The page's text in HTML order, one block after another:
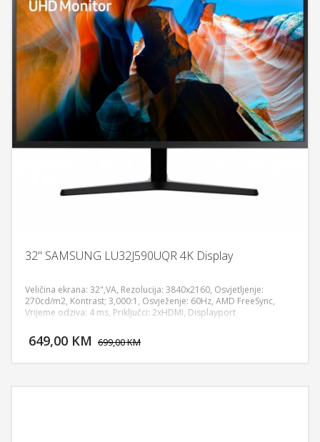
32" SAMSUNG LU32J590UQR 4K Display
Veličina ekrana: 32",VA, Rezolucija: 3840x2160, Osvjetljenje:
270cd/m2, Kontrast; 3,000:1, Osvježenje: 60Hz, AMD FreeSync,
Vrijeme odziva: 4 ms, Priključci: 2xHDMI, Displayport
649,00 KM 699,00 KM